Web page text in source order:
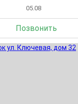
05.08
Позвонить